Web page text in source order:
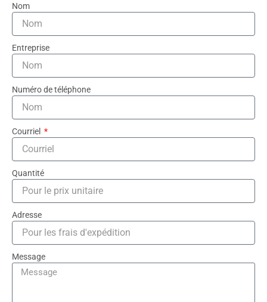
Nom
Entreprise
Numéro de téléphone
Courriel
Quantité
Adresse
Message